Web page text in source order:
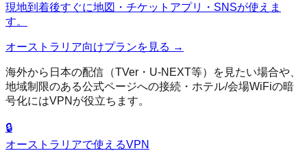
現地到着後すぐに地図・チケットアプリ・SNSが使えま
す。
オーストラリア向けプランを見る →
海外から日本の配信（TVer・U-NEXT等）を見たい場合や、
地域制限のある公式ページへの接続・ホテル/会場WiFiの暗
号化にはVPNが役立ちます。
🔒
オーストラリアで使えるVPN